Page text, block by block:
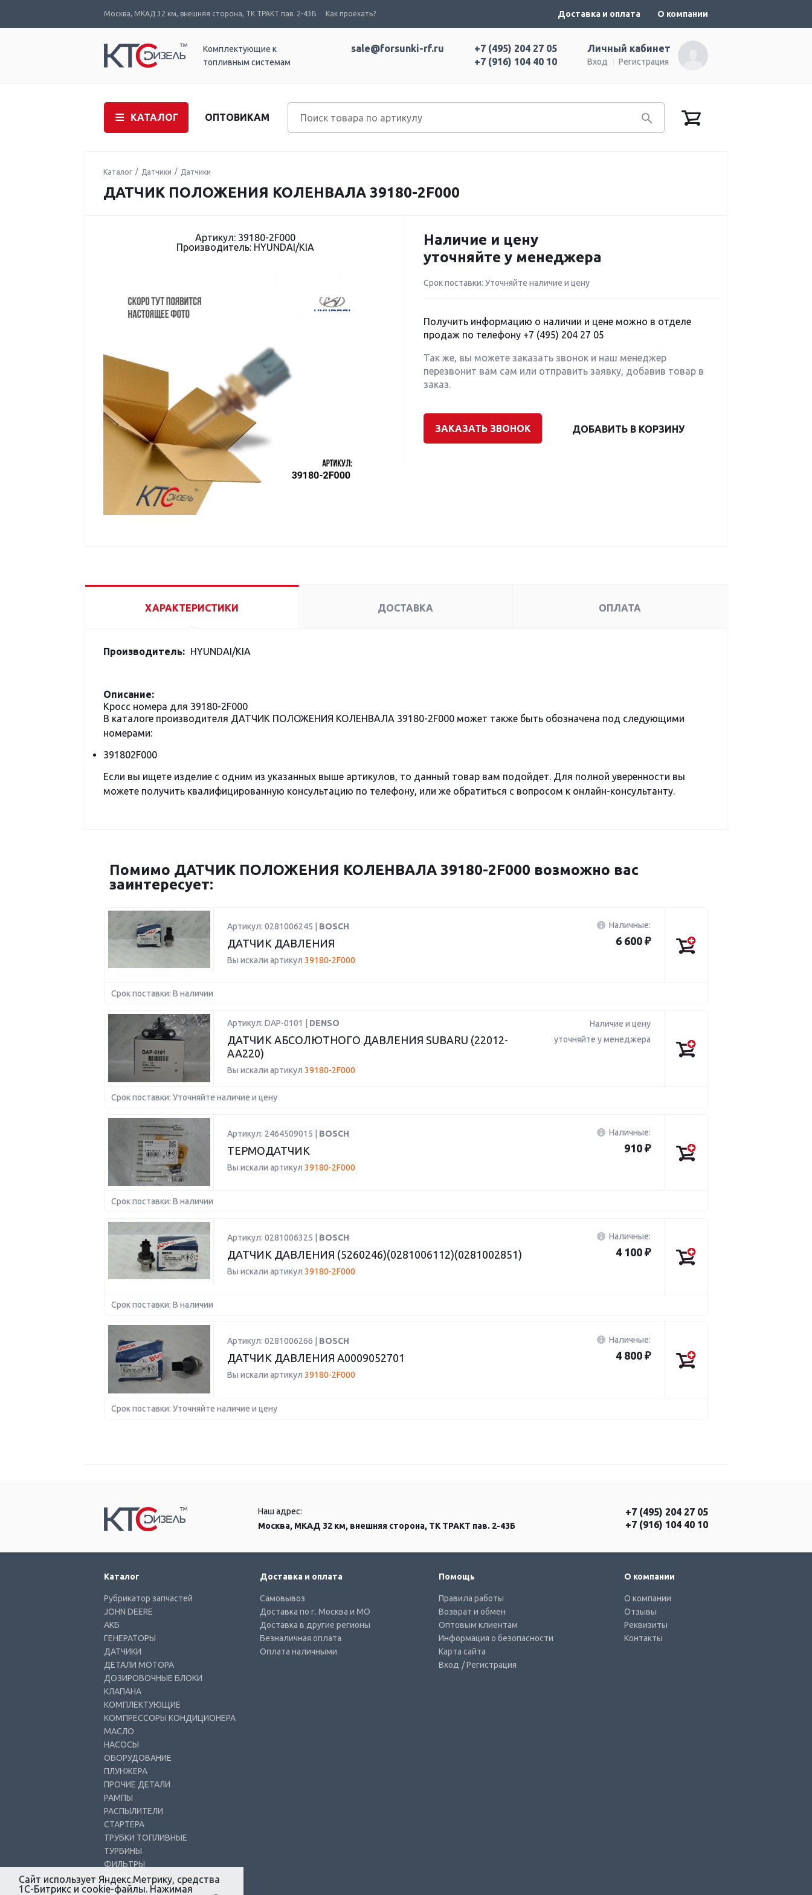
Москва, МКАД 32 км, внешняя сторона, ТК ТРАКТ пав. 2-43Б Как проехать? Доставка и оплата О компании
Комплектующие к
топливным системам
Личный кабинет
Вход Регистрация
+7 (495) 204 27 05
+7 (916) 104 40 10
sale@forsunki-rf.ru
КАТАЛОГ ОПТОВИКАМ
Каталог Датчики Датчики
ДАТЧИК ПОЛОЖЕНИЯ КОЛЕНВАЛА 39180-2F000
Артикул: 39180-2F000
Производитель: HYUNDAI/KIA
Наличие и цену
уточняйте у менеджера
Срок поставки: Уточняйте наличие и цену
Получить информацию о наличии и цене можно в отделе
продаж по телефону +7 (495) 204 27 05
Так же, вы можете заказать звонок и наш менеджер
перезвонит вам сам или отправить заявку, добавив товар в
заказ.
ЗАКАЗАТЬ ЗВОНОК ДОБАВИТЬ В КОРЗИНУ
ХАРАКТЕРИСТИКИ ДОСТАВКА ОПЛАТА
Производитель: HYUNDAI/KIA
Описание:
Кросс номера для 39180-2F000
В каталоге производителя ДАТЧИК ПОЛОЖЕНИЯ КОЛЕНВАЛА 39180-2F000 может также быть обозначена под следующими
номерами:
391802F000
Если вы ищете изделие с одним из указанных выше артикулов, то данный товар вам подойдет. Для полной уверенности вы
можете получить квалифицированную консультацию по телефону, или же обратиться с вопросом к онлайн-консультанту.
Помимо ДАТЧИК ПОЛОЖЕНИЯ КОЛЕНВАЛА 39180-2F000 возможно вас
заинтересует:
Артикул: 0281006245 | BOSCH
ДАТЧИК ДАВЛЕНИЯ
Вы искали артикул 39180-2F000
Наличные:
6 600 ₽
Срок поставки: В наличии
Артикул: DAP-0101 | DENSO
ДАТЧИК АБСОЛЮТНОГО ДАВЛЕНИЯ SUBARU (22012-
AA220)
Вы искали артикул 39180-2F000
Наличие и цену
уточняйте у менеджера
Срок поставки: Уточняйте наличие и цену
Артикул: 2464509015 | BOSCH
ТЕРМОДАТЧИК
Вы искали артикул 39180-2F000
Наличные:
910 ₽
Срок поставки: В наличии
Артикул: 0281006325 | BOSCH
ДАТЧИК ДАВЛЕНИЯ (5260246)(0281006112)(0281002851)
Вы искали артикул 39180-2F000
Наличные:
4 100 ₽
Срок поставки: В наличии
Артикул: 0281006266 | BOSCH
ДАТЧИК ДАВЛЕНИЯ A0009052701
Вы искали артикул 39180-2F000
Наличные:
4 800 ₽
Срок поставки: Уточняйте наличие и цену
Наш адрес:
Москва, МКАД 32 км, внешняя сторона, ТК ТРАКТ пав. 2-43Б
+7 (495) 204 27 05
+7 (916) 104 40 10
Каталог
Рубрикатор запчастей
JOHN DEERE
АКБ
ГЕНЕРАТОРЫ
ДАТЧИКИ
ДЕТАЛИ МОТОРА
ДОЗИРОВОЧНЫЕ БЛОКИ
КЛАПАНА
КОМПЛЕКТУЮЩИЕ
КОМПРЕССОРЫ КОНДИЦИОНЕРА
МАСЛО
НАСОСЫ
ОБОРУДОВАНИЕ
ПЛУНЖЕРА
ПРОЧИЕ ДЕТАЛИ
РАМПЫ
РАСПЫЛИТЕЛИ
СТАРТЕРА
ТРУБКИ ТОПЛИВНЫЕ
ТУРБИНЫ
ФИЛЬТРЫ
ФОРСУНКИ
Доставка и оплата
Самовывоз
Доставка по г. Москва и МО
Доставка в другие регионы
Безналичная оплата
Оплата наличными
Помощь
Правила работы
Возврат и обмен
Оптовым клиентам
Информация о безопасности
Карта сайта
Вход / Регистрация
О компании
О компании
Отзывы
Реквизиты
Контакты
Сайт использует Яндекс.Метрику, средства
1С-Битрикс и cookie-файлы. Нажимая